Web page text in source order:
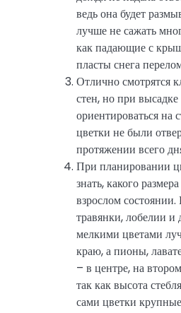
ведь она будет
лучше не сажать
как падающие с
пласты снега
Отлично смотрятся
стен, но при
ориентироваться на
цветки не были
протяжении всего
При планировании
знать, какого
взрослом
травянки, лобелии и
мелкими цветами
краю, а пионы,
– в центре, на
так как высота
сами цветки